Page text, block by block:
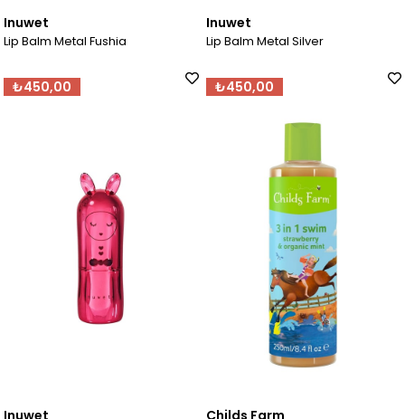
Inuwet
Lip Balm Metal Fushia
₺450,00
Inuwet
Lip Balm Metal Silver
₺450,00